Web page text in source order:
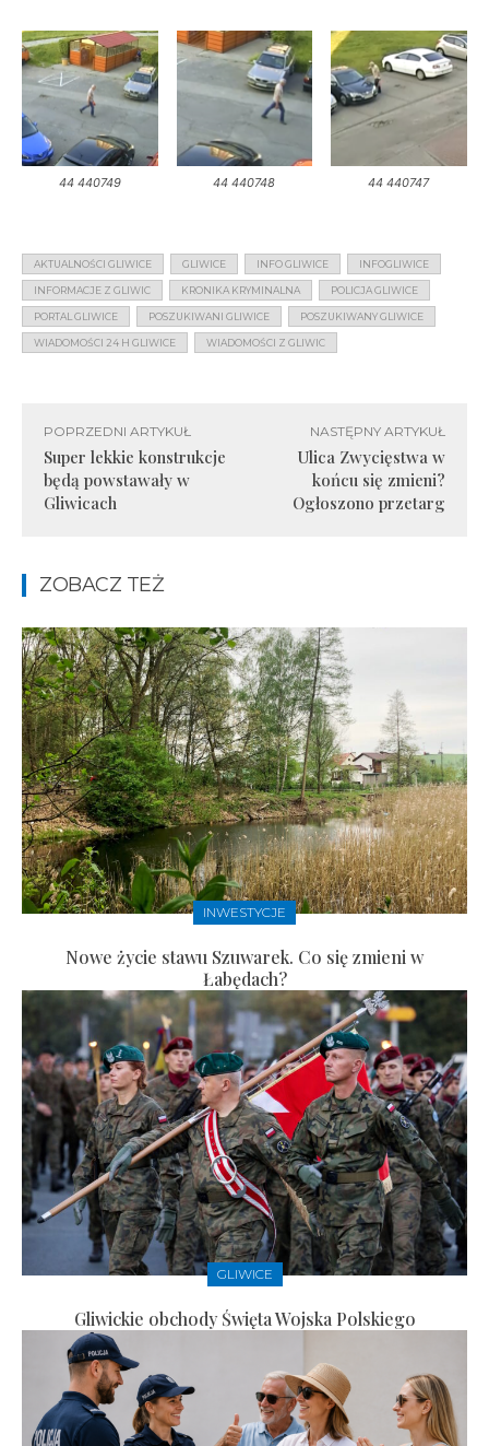
44 440749 44 440748 44 440747
AKTUALNOŚCI GLIWICE GLIWICE INFO GLIWICE INFOGLIWICE
INFORMACJE Z GLIWIC KRONIKA KRYMINALNA POLICJA GLIWICE
PORTAL GLIWICE POSZUKIWANI GLIWICE POSZUKIWANY GLIWICE
WIADOMOŚCI 24 H GLIWICE WIADOMOŚCI Z GLIWIC
POPRZEDNI ARTYKUŁ
Super lekkie konstrukcje
będą powstawały w
Gliwicach
NASTĘPNY ARTYKUŁ
Ulica Zwycięstwa w
końcu się zmieni?
Ogłoszono przetarg
ZOBACZ TEŻ
INWESTYCJE
Nowe życie stawu Szuwarek. Co się zmieni w
Łabędach?
GLIWICE
Gliwickie obchody Święta Wojska Polskiego